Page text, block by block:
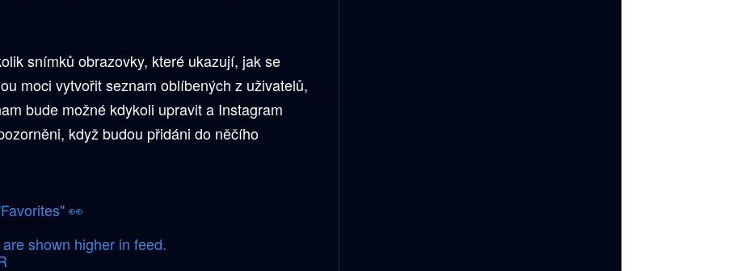
snímků obrazovky, které ukazují, jak se
moci vytvořit seznam oblíbených z uživatelů,
bude možné kdykoli upravit a Instagram
když budou přidáni do něčího
👀
shown higher in feed.